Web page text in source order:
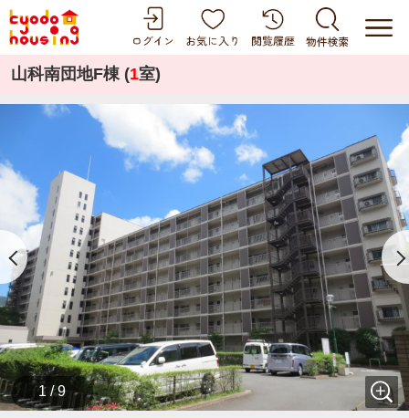
山科南団地F棟 (1室)
1 / 9